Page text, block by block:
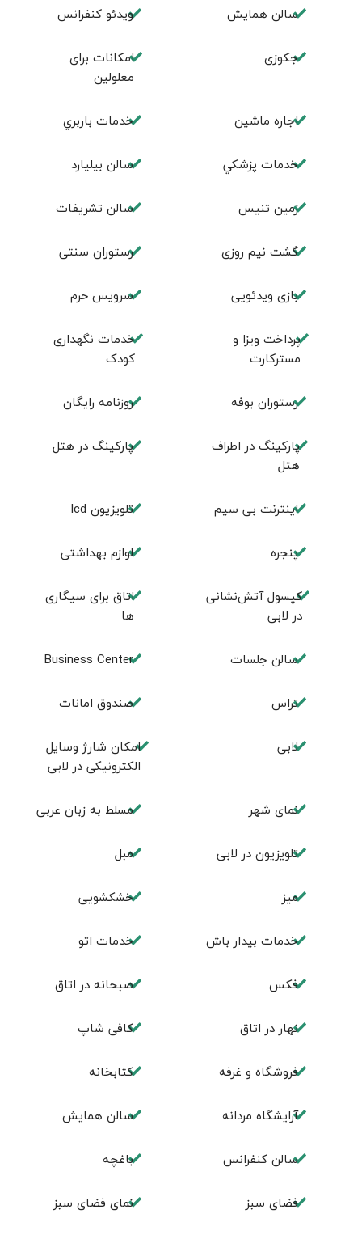
سالن همايش ويدئو كنفرانس
جكوزی
امكانات برای
معلولين
اجاره ماشين خدمات باربري
خدمات پزشكي سالن بيليارد
زمين تنيس سالن تشريفات
گشت نیم روزی رستوران سنتی
بازی ویدئویی سرویس حرم
پرداخت ویزا و
مسترکارت
خدمات نگهداری
کودک
رستوران بوفه روزنامه رایگان
پارکینگ در اطراف
هتل
پارکینگ در هتل
اینترنت بی سیم تلویزیون lcd
پنجره لوازم بهداشتی
کپسول آتش‌نشانی
در لابی
اتاق برای سيگاری
ها
سالن جلسات Business Center
تراس صندوق امانات
لابی
امكان شارژ وسايل
الكترونيكی در لابی
نمای شهر مسلط به زبان عربی
تلويزيون در لابی مبل
ميز خشکشویی
خدمات بيدار باش خدمات اتو
فكس صبحانه در اتاق
نهار در اتاق كافی شاپ
فروشگاه و غرفه كتابخانه
آرايشگاه مردانه سالن همايش
سالن كنفرانس باغچه
فضای سبز نمای فضای سبز